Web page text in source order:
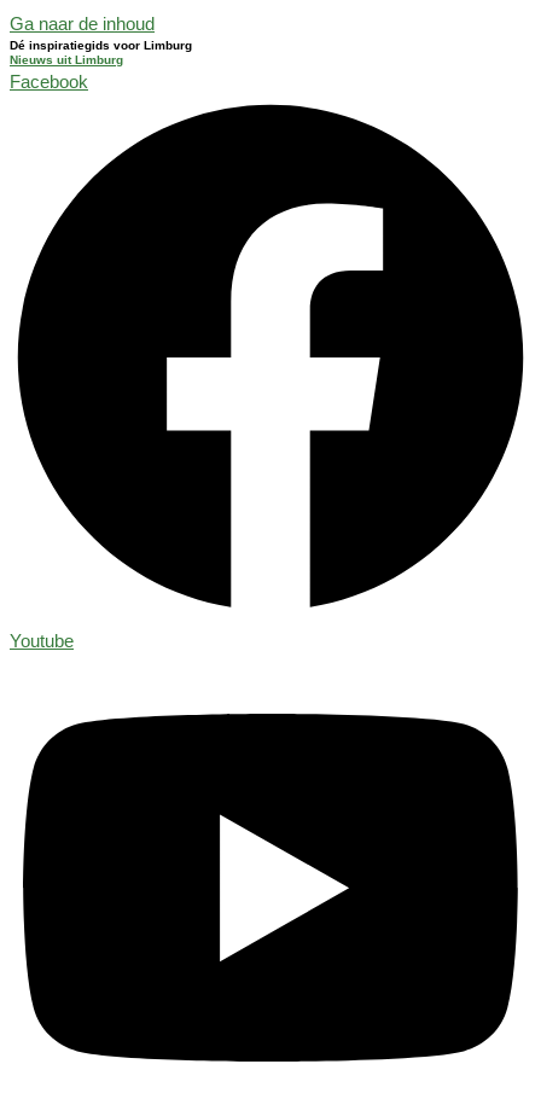
Ga naar de inhoud
Dé inspiratiegids voor Limburg
Nieuws uit Limburg
Facebook
Youtube